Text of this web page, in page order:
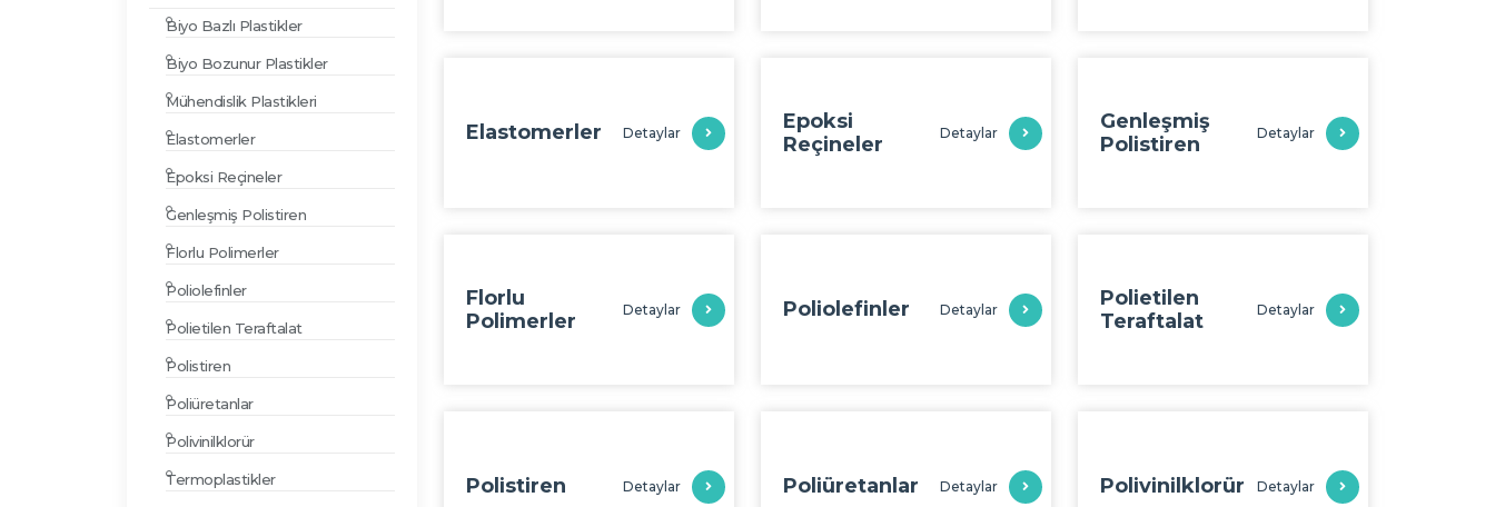
Biyo Bazlı Plastikler
Biyo Bozunur Plastikler
Mühendislik Plastikleri
Elastomerler
Epoksi Reçineler
Genleşmiş Polistiren
Florlu Polimerler
Poliolefinler
Polietilen Teraftalat
Polistiren
Poliüretanlar
Polivinilklorür
Termoplastikler
Elastomerler Detaylar
Epoksi
Reçineler
Detaylar
Genleşmiş
Polistiren
Detaylar
Florlu
Polimerler
Detaylar Poliolefinler Detaylar
Polietilen
Teraftalat
Detaylar
Polistiren Detaylar Poliüretanlar Detaylar Polivinilklorür Detaylar